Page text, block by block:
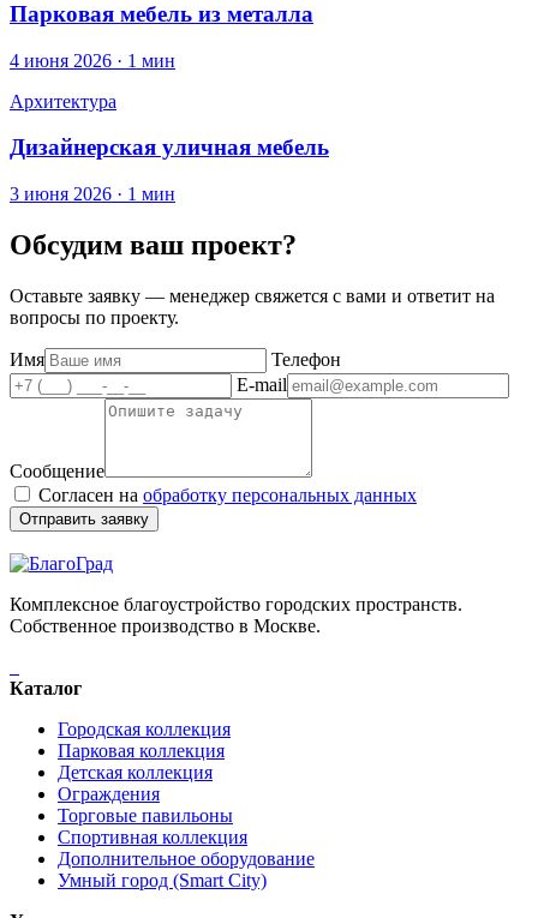
Парковая мебель из металла
4 июня 2026 · 1 мин
Архитектура
Дизайнерская уличная мебель
3 июня 2026 · 1 мин
Обсудим ваш проект?
Оставьте заявку — менеджер свяжется с вами и ответит на
вопросы по проекту.
Имя
Телефон
E-mail
Сообщение
Согласен на обработку персональных данных
Отправить заявку
Комплексное благоустройство городских пространств.
Собственное производство в Москве.
Каталог
Городская коллекция
Парковая коллекция
Детская коллекция
Ограждения
Торговые павильоны
Спортивная коллекция
Дополнительное оборудование
Умный город (Smart City)